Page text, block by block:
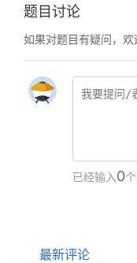
题目讨论
如果对题目有疑问，
已经输入0
最新评论